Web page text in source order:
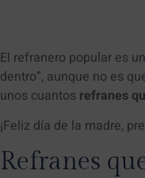
El refranero popular es
dentro”, aunque no es
unos cuantos refranes
¡Feliz día de la madre,
Refranes